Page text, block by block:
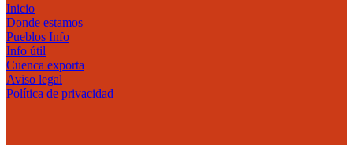
Inicio
Donde estamos
Pueblos Info
Info útil
Cuenca exporta
Aviso legal
Política de privacidad